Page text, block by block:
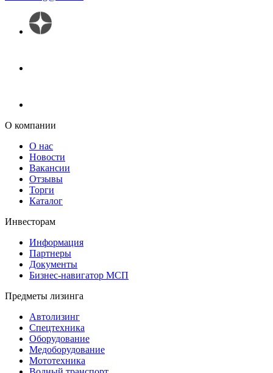
О компании
О нас
Новости
Вакансии
Отзывы
Торги
Каталог
Инвесторам
Информация
Партнеры
Документы
Бизнес-навигатор МСП
Предметы лизинга
Автолизинг
Спецтехника
Оборудование
Медоборудование
Мототехника